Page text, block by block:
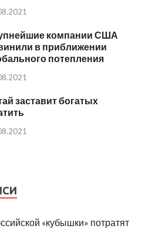
компании США
в приближении
потепления
заставит богатых
«кубышки» потратят